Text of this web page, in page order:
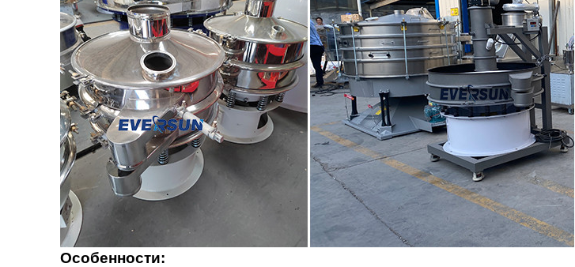
Особенности: